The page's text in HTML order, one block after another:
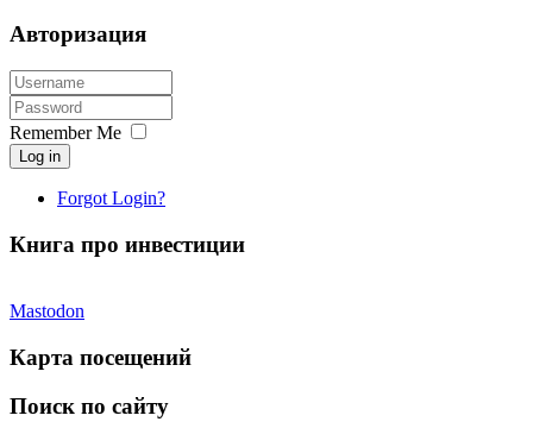
Авторизация
Remember Me
Log in
Forgot Login?
Книга про инвестиции
Mastodon
Карта посещений
Поиск по сайту